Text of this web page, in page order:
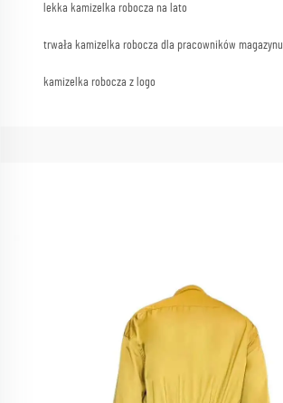
lekka kamizelka robocza na lato
trwała kamizelka robocza dla pracowników magazynu
kamizelka robocza z logo